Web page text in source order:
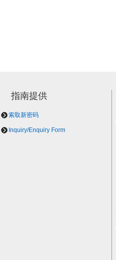
指南提供
索取新密码
Inquiry/Enquiry Form